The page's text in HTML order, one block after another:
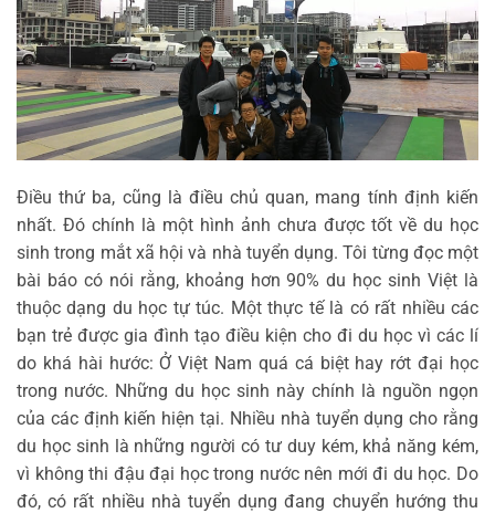
Điều thứ ba, cũng là điều chủ quan, mang tính định kiến
nhất. Đó chính là một hình ảnh chưa được tốt về du học
sinh trong mắt xã hội và nhà tuyển dụng. Tôi từng đọc một
bài báo có nói rằng, khoảng hơn 90% du học sinh Việt là
thuộc dạng du học tự túc. Một thực tế là có rất nhiều các
bạn trẻ được gia đình tạo điều kiện cho đi du học vì các lí
do khá hài hước: Ở Việt Nam quá cá biệt hay rớt đại học
trong nước. Những du học sinh này chính là nguồn ngọn
của các định kiến hiện tại. Nhiều nhà tuyển dụng cho rằng
du học sinh là những người có tư duy kém, khả năng kém,
vì không thi đậu đại học trong nước nên mới đi du học. Do
đó, có rất nhiều nhà tuyển dụng đang chuyển hướng thu